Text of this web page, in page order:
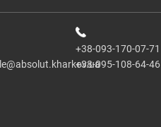
+38-093-170-07-71
+38-095-108-64-46